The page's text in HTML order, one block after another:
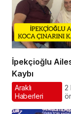
İpekçioğlu
Kaybı
Araklı
Haberleri
2